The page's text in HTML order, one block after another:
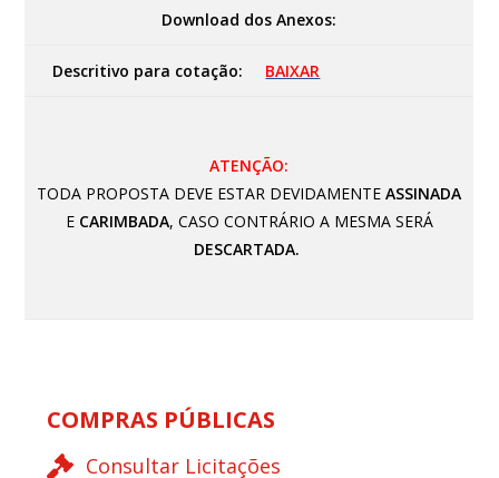
Download dos Anexos:
Descritivo para cotação: BAIXAR
ATENÇÃO:
TODA PROPOSTA DEVE ESTAR DEVIDAMENTEASSINADA
E CARIMBADA, CASO CONTRÁRIO A MESMA SERÁ
DESCARTADA.
COMPRAS PÚBLICAS
Consultar Licitações